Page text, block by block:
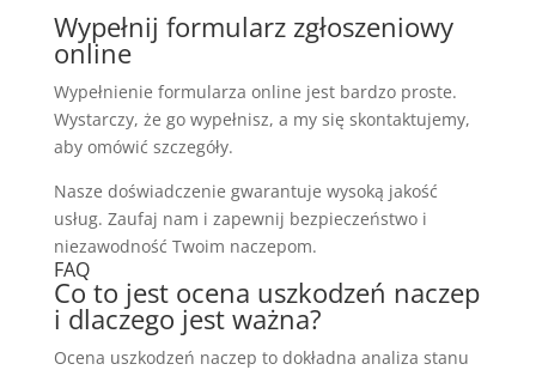
Wypełnij formularz zgłoszeniowy
online
Wypełnienie formularza online jest bardzo proste.
Wystarczy, że go wypełnisz, a my się skontaktujemy,
aby omówić szczegóły.
Nasze doświadczenie gwarantuje wysoką jakość
usług. Zaufaj nam i zapewnij bezpieczeństwo i
niezawodność Twoim naczepom.
FAQ
Co to jest ocena uszkodzeń naczep
i dlaczego jest ważna?
Ocena uszkodzeń naczep to dokładna analiza stanu